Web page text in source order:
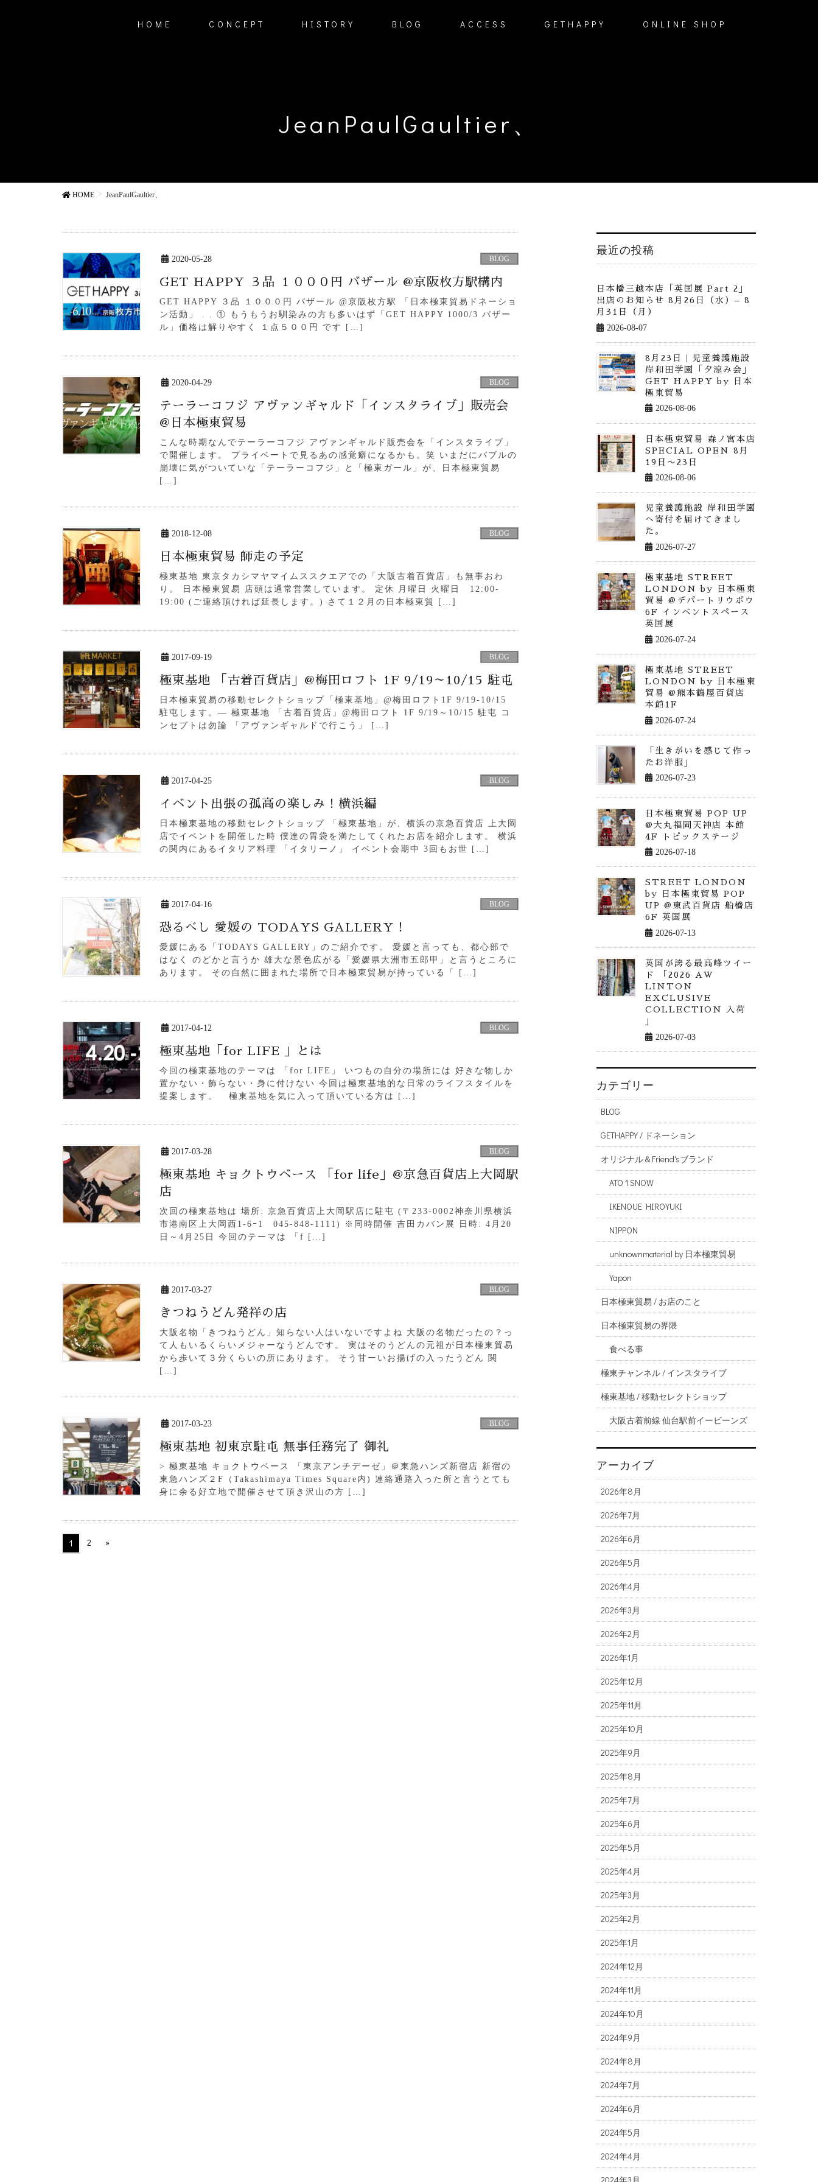
HOME CONCEPT HISTORY BLOG ACCESS GETHAPPY ONLINE SHOP
JeanPaulGaultier、
HOME JeanPaulGaultier、
2020-05-28 BLOG
GET HAPPY ３品 １０００円 バザール @京阪枚方駅構内
GET HAPPY ３品 １０００円 バザール @京阪枚方駅 「日本極東貿易ドネーショ
ン活動」 . . ① もうもうお馴染みの方も多いはず「GET HAPPY 1000/3 バザー
ル」価格は解りやすく １点５００円 です […]
2020-04-29 BLOG
テーラーコフジ アヴァンギャルド「インスタライブ」販売会
@日本極東貿易
こんな時期なんでテーラーコフジ アヴァンギャルド販売会を「インスタライブ」
で開催します。 プライベートで見るあの感覚癖になるかも。笑 いまだにバブルの
崩壊に気がついていな「テーラーコフジ」と「極東ガール」が、日本極東貿易
[…]
2018-12-08 BLOG
日本極東貿易 師走の予定
極東基地 東京タカシマヤマイムススクエアでの「大阪古着百貨店」も無事おわ
り。 日本極東貿易 店頭は通常営業しています。 定休 月曜日 火曜日 12:00-
19:00 (ご連絡頂ければ延長します。) さて１２月の日本極東貿 […]
2017-09-19 BLOG
極東基地 「古着百貨店」@梅田ロフト 1F 9/19～10/15 駐屯
日本極東貿易の移動セレクトショップ「極東基地」@梅田ロフト1F 9/19-10/15
駐屯します。— 極東基地 「古着百貨店」@梅田ロフト 1F 9/19～10/15 駐屯 コ
ンセプトは勿論 「アヴァンギャルドで行こう」 […]
2017-04-25 BLOG
イベント出張の孤高の楽しみ！横浜編
日本極東基地の移動セレクトショップ 「極東基地」が、横浜の京急百貨店 上大岡
店でイベントを開催した時 僕達の胃袋を満たしてくれたお店を紹介します。 横浜
の関内にあるイタリア料理 「イタリーノ」 イベント会期中 3回もお世 […]
2017-04-16 BLOG
恐るべし 愛媛の TODAYS GALLERY！
愛媛にある「TODAYS GALLERY」のご紹介です。 愛媛と言っても、都心部で
はなく のどかと言うか 雄大な景色広がる「愛媛県大洲市五郎甲」と言うところに
あります。 その自然に囲まれた場所で日本極東貿易が持っている「 […]
2017-04-12 BLOG
極東基地「for LIFE 」とは
今回の極東基地のテーマは 「for LIFE」 いつもの自分の場所には 好きな物しか
置かない・飾らない・身に付けない 今回は極東基地的な日常のライフスタイルを
提案します。 極東基地を気に入って頂いている方は […]
2017-03-28 BLOG
極東基地 キョクトウベース 「for life」@京急百貨店上大岡駅
店
次回の極東基地は 場所: 京急百貨店上大岡駅店に駐屯 (〒233-0002神奈川県横浜
市港南区上大岡西1-6ｰ1 045-848-1111) ※同時開催 吉田カバン展 日時: 4月20
日～4月25日 今回のテーマは 「f […]
2017-03-27 BLOG
きつねうどん発祥の店
大阪名物「きつねうどん」知らない人はいないですよね 大阪の名物だったの？っ
て人もいるくらいメジャーなうどんです。 実はそのうどんの元祖が日本極東貿易
から歩いて３分くらいの所にあります。 そう甘ーいお揚げの入ったうどん 関
[…]
2017-03-23 BLOG
極東基地 初東京駐屯 無事任務完了 御礼
> 極東基地 キョクトウベース 「東京アンチデーゼ」＠東急ハンズ新宿店 新宿の
東急ハンズ２F（Takashimaya Times Square内) 連絡通路入った所と言うとても
身に余る好立地で開催させて頂き沢山の方 […]
1 2 »
最近の投稿
日本橋三越本店「英国展 Part 2」
出店のお知らせ 8月26日（水）– 8
月31日（月）
2026-08-07
8月23日｜児童養護施設
岸和田学園「夕涼み会」
GET HAPPY by 日本
極東貿易
2026-08-06
日本極東貿易 森ノ宮本店
SPECIAL OPEN 8月
19日〜23日
2026-08-06
児童養護施設 岸和田学園
へ寄付を届けてきまし
た。
2026-07-27
極東基地 STREET
LONDON by 日本極東
貿易 @デパートリウボウ
6F インベントスペース
英国展
2026-07-24
極東基地 STREET
LONDON by 日本極東
貿易 @熊本鶴屋百貨店
本館1F
2026-07-24
「生きがいを感じて作っ
たお洋服」
2026-07-23
日本極東貿易 POP UP
@大丸福岡天神店 本館
4F トピックステージ
2026-07-18
STREET LONDON
by 日本極東貿易 POP
UP @東武百貨店 船橋店
6F 英国展
2026-07-13
英国が誇る最高峰ツイー
ド 「2026 AW
LINTON
EXCLUSIVE
COLLECTION 入荷
」
2026-07-03
カテゴリー
BLOG
GETHAPPY / ドネーション
オリジナル＆Friend'sブランド
ATO 1 SNOW
IKENOUE HIROYUKI
NIPPON
unknownmaterial by 日本極東貿易
Yapon
日本極東貿易 / お店のこと
日本極東貿易の界隈
食べる事
極東チャンネル / インスタライブ
極東基地 / 移動セレクトショップ
大阪古着前線 仙台駅前イービーンズ
アーカイブ
2026年8月
2026年7月
2026年6月
2026年5月
2026年4月
2026年3月
2026年2月
2026年1月
2025年12月
2025年11月
2025年10月
2025年9月
2025年8月
2025年7月
2025年6月
2025年5月
2025年4月
2025年3月
2025年2月
2025年1月
2024年12月
2024年11月
2024年10月
2024年9月
2024年8月
2024年7月
2024年6月
2024年5月
2024年4月